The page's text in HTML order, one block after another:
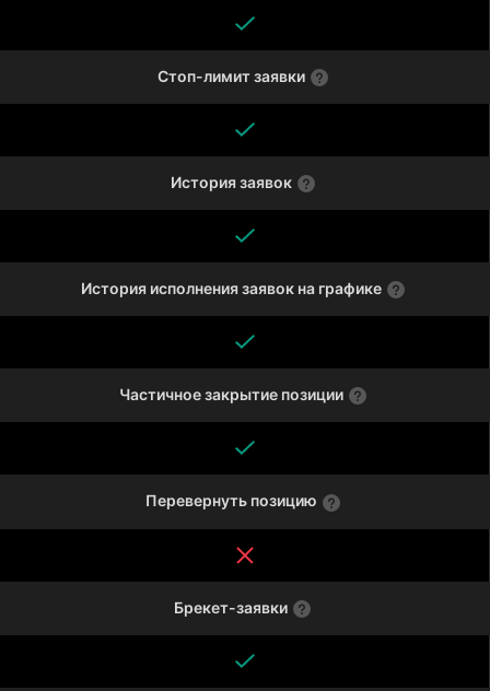
Стоп-лимит заявки
История заявок
История исполнения заявок на графике
Частичное закрытие позиции
Перевернуть позицию
Брекет-заявки